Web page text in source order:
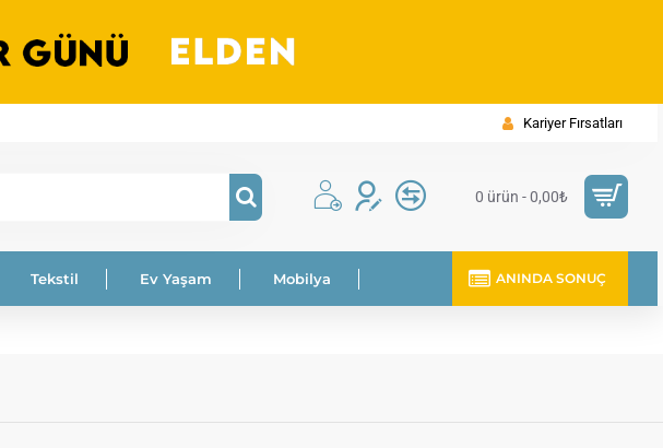
Kariyer Fırsatları
0 ürün - 0,00₺
Tekstil Ev Yaşam Mobilya ANINDA SONUÇ